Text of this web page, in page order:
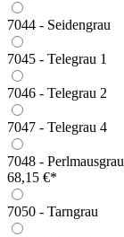
7044 - Seidengrau
7045 - Telegrau 1
7046 - Telegrau 2
7047 - Telegrau 4
7048 - Perlmausgrau
68,15 €*
7050 - Tarngrau